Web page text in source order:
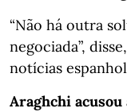
“Não há outra
negociada”,
notícias
Araghchi